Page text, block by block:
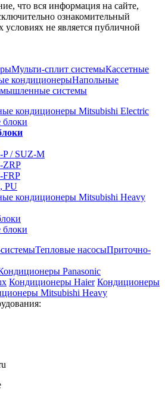
что вся информация на сайте,
ознакомительный
условиях не является публичной
Мульти-сплит системыКассетные
кондиционерыНапольные
системы
кондиционеры Mitsubishi Electric
блоки
P / SUZ-M
ZRP
FRP
PU
кондиционеры Mitsubishi Heavy
блоки
Тепловые насосыПриточно-
Panasonic
Кондиционеры Haier Кондиционеры
Mitsubishi Heavy